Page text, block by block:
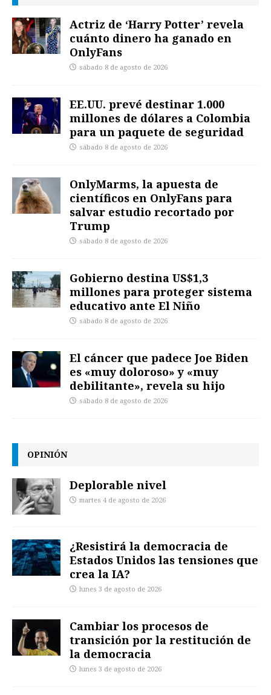
Actriz de ‘Harry Potter’ revela
cuánto dinero ha ganado en
OnlyFans
sábado 8 de agosto de 2026
EE.UU. prevé destinar 1.000
millones de dólares a Colombia
para un paquete de seguridad
sábado 8 de agosto de 2026
OnlyMarms, la apuesta de
científicos en OnlyFans para
salvar estudio recortado por
Trump
sábado 8 de agosto de 2026
Gobierno destina US$1,3
millones para proteger sistema
educativo ante El Niño
sábado 8 de agosto de 2026
El cáncer que padece Joe Biden
es «muy doloroso» y «muy
debilitante», revela su hijo
sábado 8 de agosto de 2026
OPINIÓN
Deplorable nivel
martes 4 de agosto de 2026
¿Resistirá la democracia de
Estados Unidos las tensiones que
crea la IA?
lunes 3 de agosto de 2026
Cambiar los procesos de
transición por la restitución de
la democracia
lunes 3 de agosto de 2026